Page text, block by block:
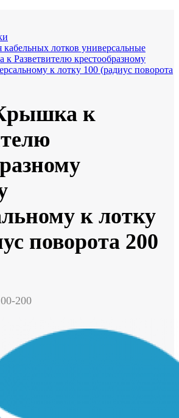
кабельных лотков универсальные
Разветвителю крестообразному
к лотку 100 (радиус поворота
к
к лотку
поворота 200
200